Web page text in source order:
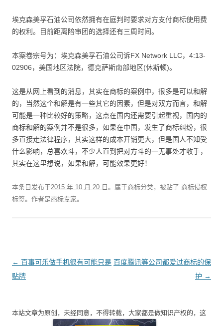
埃克森美孚石油公司依然拥有在庭判时要求对方支付商标使用费
的权利。目前距离陪审团的选择还有三周时间。
本案卷宗号为：埃克森美孚石油公司诉FX Network LLC，4:13-
02906，美国地区法院，德克萨斯南部地区(休斯顿)。
这是从网上看到的消息，其实在商标的案例中，很多是可以和解
的，当然这个和解是有一些其它的因素，但是对双方而言，和解
可能是一种比较好的策略，这点在国内还需要引起重视，国内的
商标和解的案例并不是很多，如果在中国，发生了商标纠纷，很
多直接走法律程序，其实这样的成本开销更大，但是国人不知受
什么影响，总喜欢斗，不少人直到把对方斗的一无事处才收手，
其实在这里想说，如果和解，可能效果更好！
本条目发布于2015 年 10 月 20 日 。属于商标分类，被贴了 商标侵权
标签。 作者是商标专家。
文
章
← 百事可乐做手机很有可能只是
贴牌
百度腾讯等公司都爱过商标的保
护 →
本站文章为原创，未经同意，不得转载，大家都是做知识产权的，这